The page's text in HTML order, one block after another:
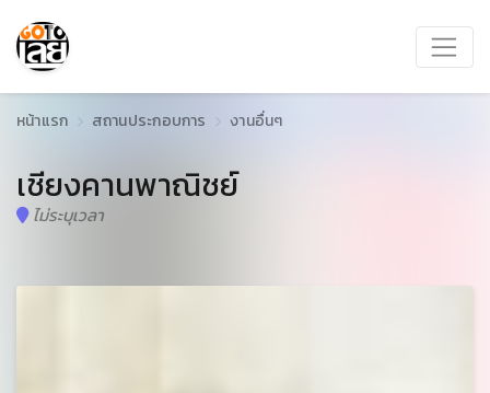
หน้าแรก สถานประกอบการ งานอื่นๆ
เชียงคานพาณิชย์
ไม่ระบุเวลา